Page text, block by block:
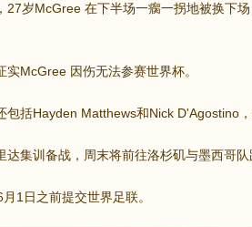
27岁McGree 在下半场一瘸一拐地被换下
McGree 因伤无法参赛世界杯。
包括Hayden Matthews和Nick D'Agostino
达集训备战，周末将前往洛杉矶与墨西哥
1日之前提交世界足联。